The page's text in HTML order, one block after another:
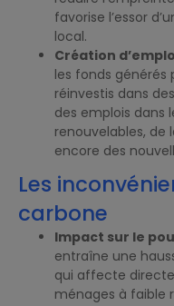
favorise l’essor
local.
Création
les fonds
réinvestis dans
des emplois dans
renouvelables, de
encore des
Les
carbone
Impact sur le
entraîne une
qui affecte
ménages à faible